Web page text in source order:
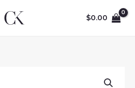
$0.00